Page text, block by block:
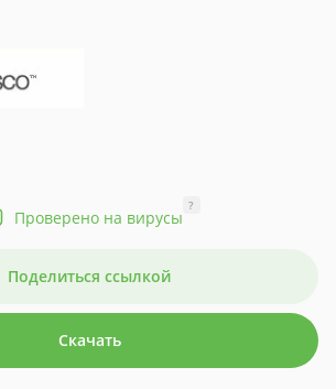
Проверено на вирусы
?
Поделиться ссылкой
Скачать